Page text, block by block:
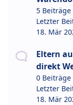
5 Beiträge
Letzter
18. Mär
Eltern
direkt
0 Beiträge
Letzter
18. Mär